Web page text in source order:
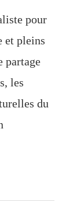
pour
et pleins
partage
les
du